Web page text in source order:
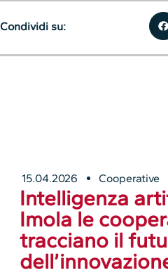
15.04.2026 Cooperative
Intelligenza
Imola le
tracciano il
Condividi su: